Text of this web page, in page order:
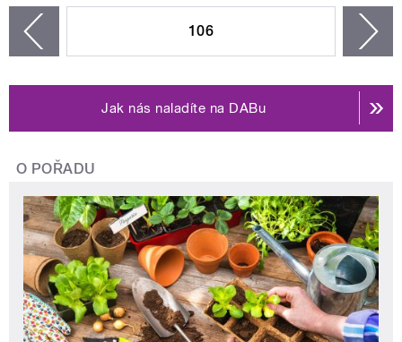
106
Jak nás naladíte na DABu
O POŘADU